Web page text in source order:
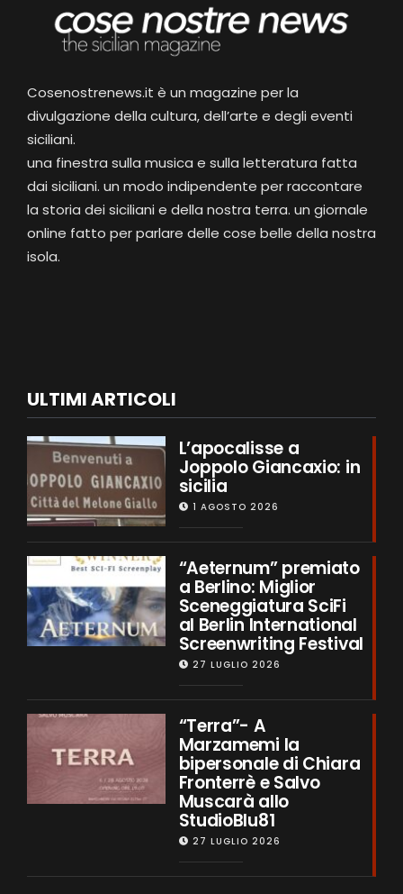
Cosenostrenews.it è un magazine per la
divulgazione della cultura, dell’arte e degli eventi
siciliani.
una finestra sulla musica e sulla letteratura fatta
dai siciliani. un modo indipendente per raccontare
la storia dei siciliani e della nostra terra. un giornale
online fatto per parlare delle cose belle della nostra
isola.
ULTIMI ARTICOLI
L’apocalisse a
Joppolo Giancaxio: in
sicilia
1 AGOSTO 2026
“Aeternum” premiato
a Berlino: Miglior
Sceneggiatura SciFi
al Berlin International
Screenwriting Festival
27 LUGLIO 2026
“Terra”- A
Marzamemi la
bipersonale di Chiara
Fronterrè e Salvo
Muscarà allo
StudioBlu81
27 LUGLIO 2026